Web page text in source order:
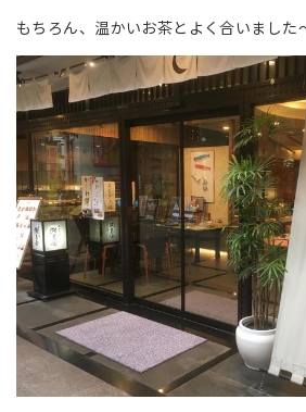
もちろん、温かいお茶とよく合いました